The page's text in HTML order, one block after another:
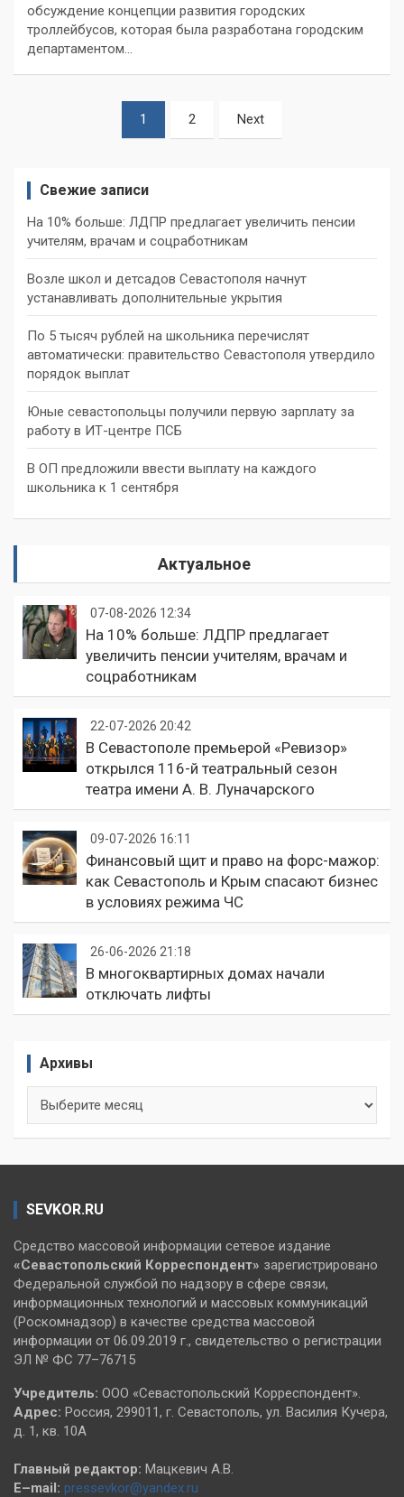
обсуждение концепции развития городских
троллейбусов, которая была разработана городским
департаментом…
1 2 Next
Свежие записи
На 10% больше: ЛДПР предлагает увеличить пенсии
учителям, врачам и соцработникам
Возле школ и детсадов Севастополя начнут
устанавливать дополнительные укрытия
По 5 тысяч рублей на школьника перечислят
автоматически: правительство Севастополя утвердило
порядок выплат
Юные севастопольцы получили первую зарплату за
работу в ИТ-центре ПСБ
В ОП предложили ввести выплату на каждого
школьника к 1 сентября
Актуальное
07-08-2026 12:34
На 10% больше: ЛДПР предлагает
увеличить пенсии учителям, врачам и
соцработникам
22-07-2026 20:42
В Севастополе премьерой «Ревизор»
открылся 116-й театральный сезон
театра имени А. В. Луначарского
09-07-2026 16:11
Финансовый щит и право на форс-мажор:
как Севастополь и Крым спасают бизнес
в условиях режима ЧС
26-06-2026 21:18
В многоквартирных домах начали
отключать лифты
Архивы
SEVKOR.RU
Средство массовой информации сетевое издание
«Севастопольский Корреспондент» зарегистрировано
Федеральной службой по надзору в сфере связи,
информационных технологий и массовых коммуникаций
(Роскомнадзор) в качестве средства массовой
информации от 06.09.2019 г., свидетельство о регистрации
ЭЛ № ФС 77–76715
Учредитель: ООО «Севастопольский Корреспондент».
Адрес: Россия, 299011, г. Севастополь, ул. Василия Кучера,
д. 1, кв. 10А
Главный редактор: Мацкевич А.В.
E–mail: pressevkor@yandex.ru